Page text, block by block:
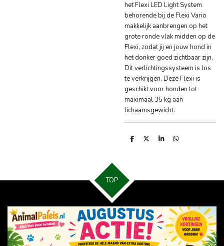
het Flexi LED Light System
behorende bij de Flexi Vario
makkelijk aanbrengen op het
grote ronde vlak midden op de
Flexi, zodat jij en jouw hond in
het donker goed zichtbaar zijn.
Dit verlichtingssysteem is los
te verkrijgen. Deze Flexi is
geschikt voor honden tot
maximaal 35 kg aan
lichaamsgewicht.
D
D
S
D
TOP